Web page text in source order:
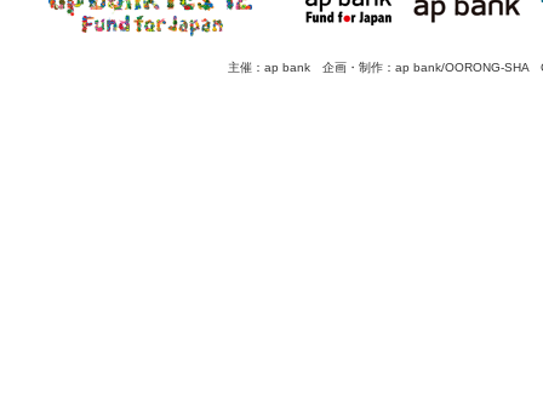
主催：ap bank 企画・制作：ap bank/OORONG-